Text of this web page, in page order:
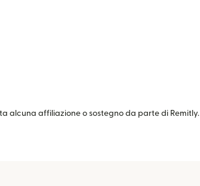
alcuna affiliazione o sostegno da parte di Remitly.